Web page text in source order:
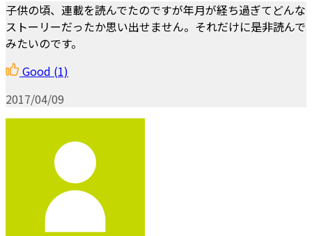
子供の頃、連載を読んでたのですが年月が経ち過ぎてどんな
ストーリーだったか思い出せません。それだけに是非読んで
みたいのです。
Good (1)
2017/04/09